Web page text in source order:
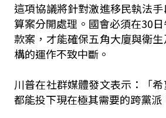
這項協議將針對激進移民執法
算案分開處理。國會必須在30
款案，才能確保五角大廈與衛
構的運作不致中斷。
川普在社群媒體發文表示：「
都能投下現在極其需要的跨黨派